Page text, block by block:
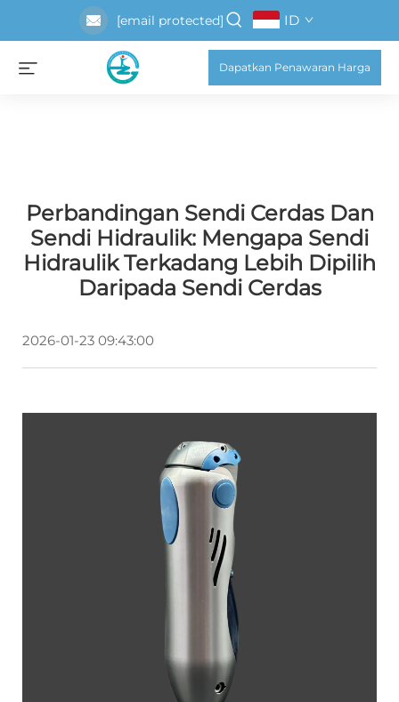
[email protected] ID
Dapatkan Penawaran Harga
Perbandingan Sendi Cerdas Dan
Sendi Hidraulik: Mengapa Sendi
Hidraulik Terkadang Lebih Dipilih
Daripada Sendi Cerdas
2026-01-23 09:43:00